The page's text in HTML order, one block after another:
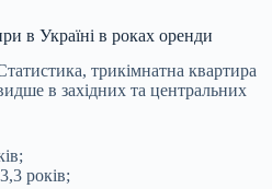
в Україні в роках оренди
трикімнатна квартира
в західних та центральних
років;